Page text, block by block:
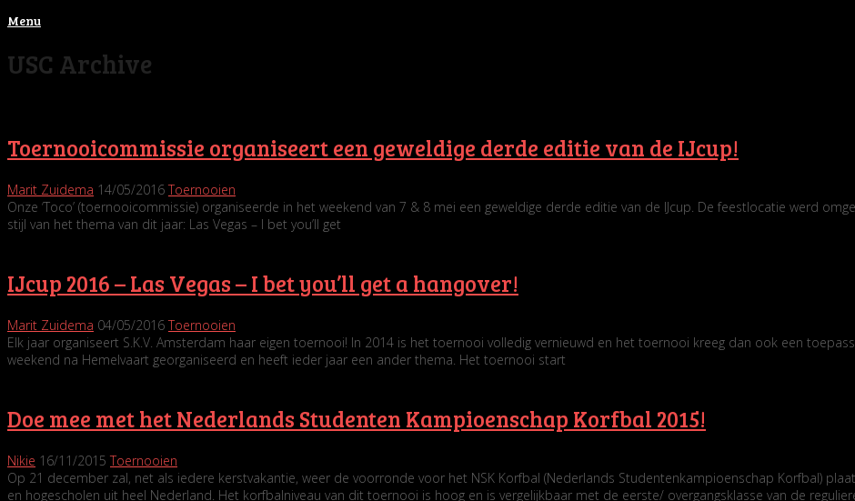
Menu
USC Archive
Toernooicommissie organiseert een geweldige derde editie van de IJcup!
Marit Zuidema 14/05/2016 Toernooien
Onze ‘Toco’ (toernooicommissie) organiseerde in het weekend van 7 & 8 mei een geweldige derde editie van de IJcup. De feestlocatie werd
stijl van het thema van dit jaar: Las Vegas – I bet you’ll get
IJcup 2016 – Las Vegas – I bet you’ll get a hangover!
Marit Zuidema 04/05/2016 Toernooien
Elk jaar organiseert S.K.V. Amsterdam haar eigen toernooi! In 2014 is het toernooi volledig vernieuwd en het toernooi kreeg dan ook een
weekend na Hemelvaart georganiseerd en heeft ieder jaar een ander thema. Het toernooi start
Doe mee met het Nederlands Studenten Kampioenschap Korfbal 2015!
Nikie 16/11/2015 Toernooien
Op 21 december zal, net als iedere kerstvakantie, weer de voorronde voor het NSK Korfbal (Nederlands Studentenkampioenschap Korfbal)
en hogescholen uit heel Nederland. Het korfbalniveau van dit toernooi is hoog en is vergelijkbaar met de eerste/ overgangsklasse van de